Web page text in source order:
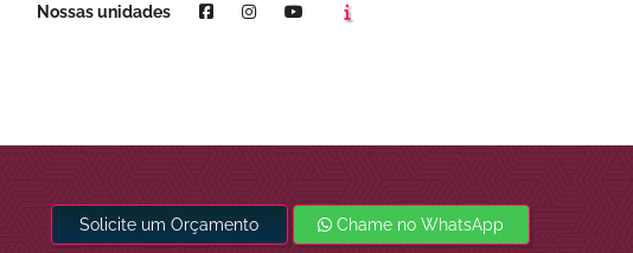
Nossas unidades Youtube
Solicite um Orçamento Chame no WhatsApp